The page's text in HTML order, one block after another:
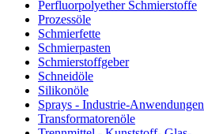
Perfluorpolyether Schmierstoffe
Prozessöle
Schmierfette
Schmierpasten
Schmierstoffgeber
Schneidöle
Silikonöle
Sprays - Industrie-Anwendungen
Transformatorenöle